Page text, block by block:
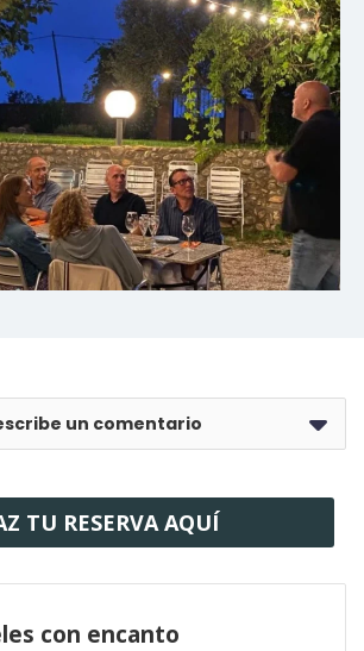
un comentario
TU RESERVA AQUÍ
con encanto